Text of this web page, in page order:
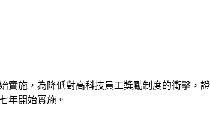
實施，為降低對高科技員工獎勵制度的衝擊
年開始實施。